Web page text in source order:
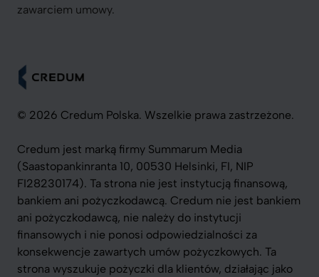
zawarciem umowy.
© 2026 Credum Polska. Wszelkie prawa zastrzeżone.
Credum jest marką firmy Summarum Media
(Saastopankinranta 10, 00530 Helsinki, FI, NIP
FI28230174). Ta strona nie jest instytucją finansową,
bankiem ani pożyczkodawcą. Credum nie jest bankiem
ani pożyczkodawcą, nie należy do instytucji
finansowych i nie ponosi odpowiedzialności za
konsekwencje zawartych umów pożyczkowych. Ta
strona wyszukuje pożyczki dla klientów, działając jako